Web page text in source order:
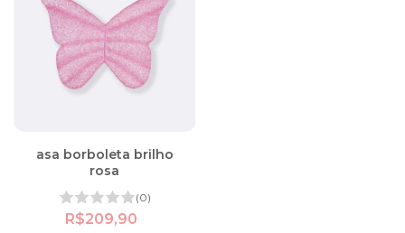
asa borboleta brilho
rosa
(0)
R$209,90